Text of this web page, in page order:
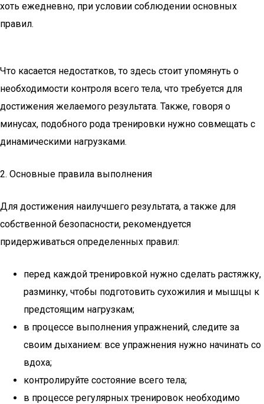
хоть ежедневно, при условии соблюдении основных
правил.
Что касается недостатков, то здесь стоит упомянуть о
необходимости контроля всего тела, что требуется для
достижения желаемого результата. Также, говоря о
минусах, подобного рода тренировки нужно совмещать с
динамическими нагрузками.
2. Основные правила выполнения
Для достижения наилучшего результата, а также для
собственной безопасности, рекомендуется
придерживаться определенных правил:
перед каждой тренировкой нужно сделать растяжку,
разминку, чтобы подготовить сухожилия и мышцы к
предстоящим нагрузкам;
в процессе выполнения упражнений, следите за
своим дыханием: все упражнения нужно начинать со
вдоха;
контролируйте состояние всего тела;
в процессе регулярных тренировок необходимо